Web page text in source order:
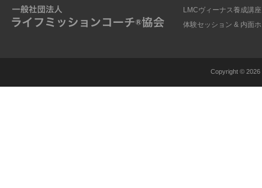
LMCヴィーナス養成講座
体験セッション & 内面
Copyright © 2026